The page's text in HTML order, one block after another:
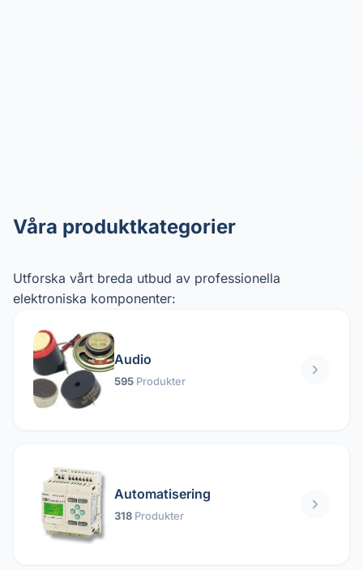
Våra produktkategorier
Utforska vårt breda utbud av professionella
elektroniska komponenter:
Audio
595 Produkter
Automatisering
318 Produkter